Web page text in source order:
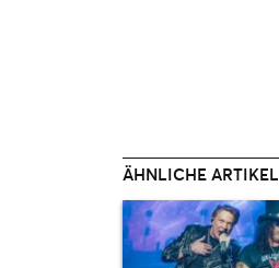
ÄHNLICHE ARTIKEL